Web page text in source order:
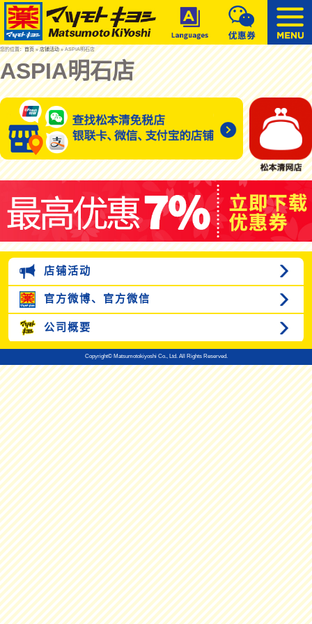
您的位置：首页»店铺活动» ASPIA明石店
ASPIA明石店
店铺活动
官方微博、 官方微信
公司概要
Copyright© Matsumotokiyoshi Co., Ltd. All Rights Reserved.